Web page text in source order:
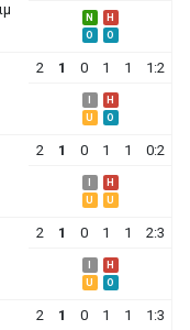
N
H
O
O
2 1 0 1 1 1:2
H
U
O
2 1 0 1 1 0:2
H
U
U
2 1 0 1 1 2:3
H
U
O
2 1 0 1 1 1:3